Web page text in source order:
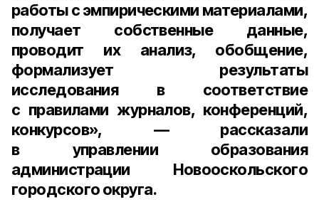
работы с эмпирическими материалами,
получает собственные данные,
проводит их анализ, обобщение,
формализует результаты
исследования в соответствие
с правилами журналов, конференций,
конкурсов», — рассказали
в управлении образования
администрации Новооскольского
городского округа.